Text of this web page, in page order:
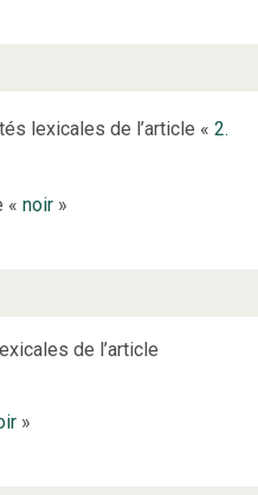
lexicales de l’article « 2.
« noir»
de l’article
»